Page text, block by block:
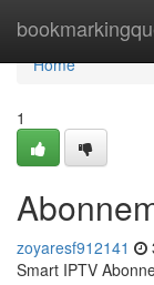
Home
Home
1
zoyaresf912141
Smart IPTV